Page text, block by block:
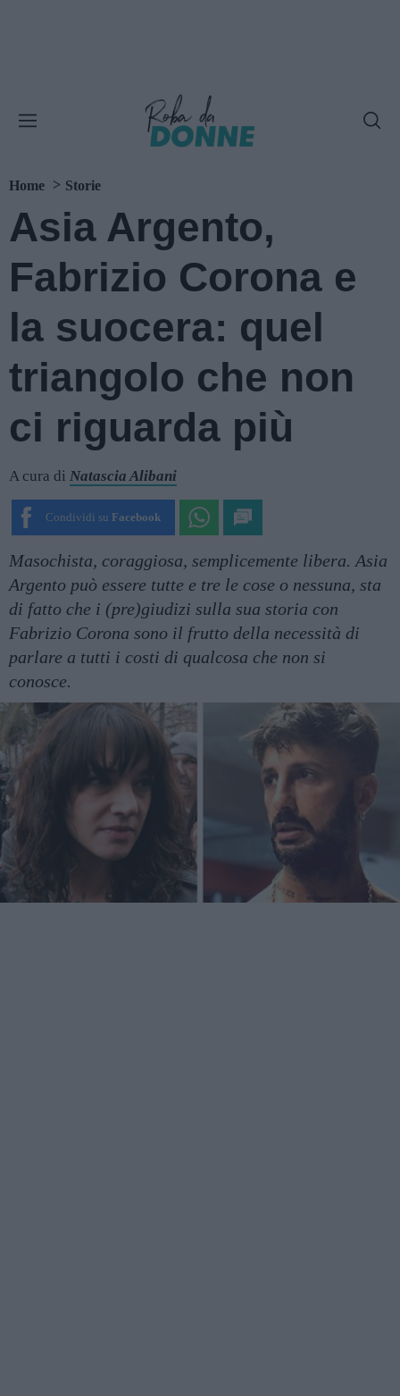
Home Storie
Asia Argento,
Fabrizio Corona e
la suocera: quel
triangolo che non
ci riguarda più
A cura di Natascia Alibani
Condividi su Facebook
Masochista, coraggiosa, semplicemente libera. Asia
Argento può essere tutte e tre le cose o nessuna, sta
di fatto che i (pre)giudizi sulla sua storia con
Fabrizio Corona sono il frutto della necessità di
parlare a tutti i costi di qualcosa che non si
conosce.